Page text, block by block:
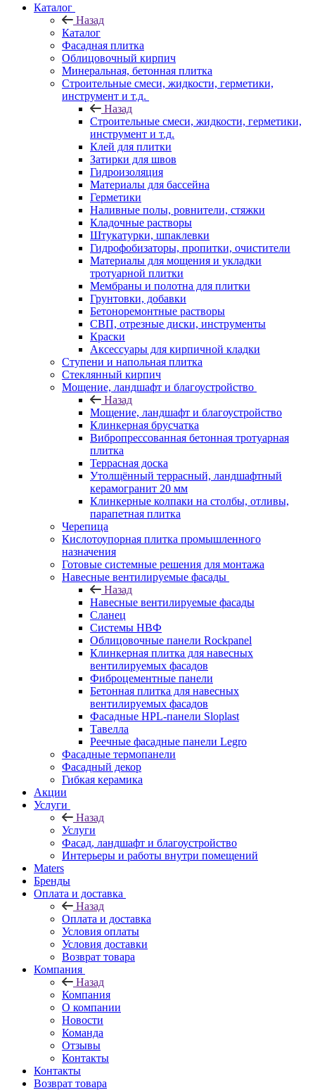
Каталог
Назад
Каталог
Фасадная плитка
Облицовочный кирпич
Минеральная, бетонная плитка
Строительные смеси, жидкости, герметики,
инструмент и т.д.
Назад
Строительные смеси, жидкости, герметики,
инструмент и т.д.
Клей для плитки
Затирки для швов
Гидроизоляция
Материалы для бассейна
Герметики
Наливные полы, ровнители, стяжки
Кладочные растворы
Штукатурки, шпаклевки
Гидрофобизаторы, пропитки, очистители
Материалы для мощения и укладки
тротуарной плитки
Мембраны и полотна для плитки
Грунтовки, добавки
Бетоноремонтные растворы
СВП, отрезные диски, инструменты
Краски
Аксессуары для кирпичной кладки
Ступени и напольная плитка
Cтеклянный кирпич
Мощение, ландшафт и благоустройство
Назад
Мощение, ландшафт и благоустройство
Клинкерная брусчатка
Вибропрессованная бетонная тротуарная
плитка
Террасная доска
Утолщённый террасный, ландшафтный
керамогранит 20 мм
Клинкерные колпаки на столбы, отливы,
парапетная плитка
Черепица
Кислотоупорная плитка промышленного
назначения
Готовые системные решения для монтажа
Навесные вентилируемые фасады
Назад
Навесные вентилируемые фасады
Сланец
Системы НВФ
Облицовочные панели Rockpanel
Клинкерная плитка для навесных
вентилируемых фасадов
Фиброцементные панели
Бетонная плитка для навесных
вентилируемых фасадов
Фасадные HPL-панели Sloplast
Тавелла
Реечные фасадные панели Legro
Фасадные термопанели
Фасадный декор
Гибкая керамика
Акции
Услуги
Назад
Услуги
Фасад, ландшафт и благоустройство
Интерьеры и работы внутри помещений
Maters
Бренды
Оплата и доставка
Назад
Оплата и доставка
Условия оплаты
Условия доставки
Возврат товара
Компания
Назад
Компания
О компании
Новости
Команда
Отзывы
Контакты
Контакты
Возврат товара